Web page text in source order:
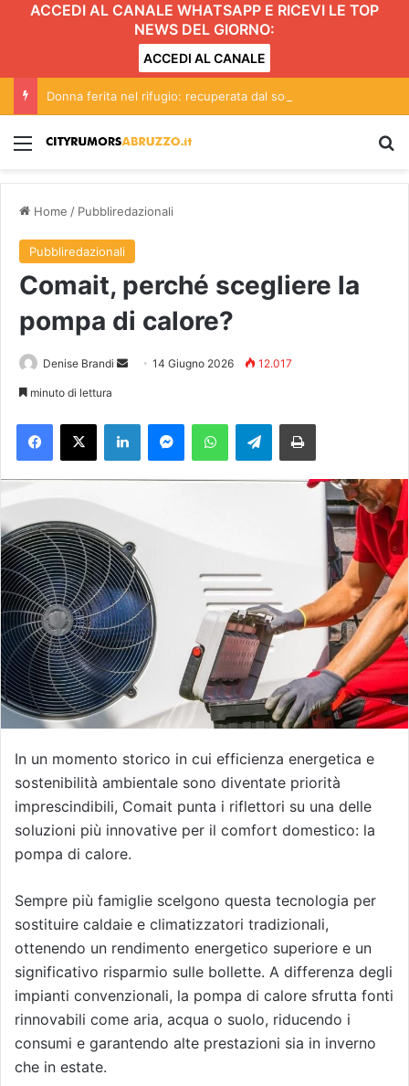
ACCEDI AL CANALE WHATSAPP E RICEVI LE TOP
NEWS DEL GIORNO:
ACCEDI AL CANALE
Donna ferita nel rifugio: recuperata dal soccorso alpino
Menu
Home / Pubbliredazionali
Pubbliredazionali
Comait, perché scegliere la
pompa di calore?
Denise Brandi
a
e
m
a
i
l
14 Giugno 2026 12.017
minuto di lettura
Telegram
In un momento storico in cui efficienza energetica e
sostenibilità ambientale sono diventate priorità
imprescindibili, Comait punta i riflettori su una delle
soluzioni più innovative per il comfort domestico: la
pompa di calore.
Sempre più famiglie scelgono questa tecnologia per
sostituire caldaie e climatizzatori tradizionali,
ottenendo un rendimento energetico superiore e un
significativo risparmio sulle bollette. A differenza degli
impianti convenzionali, la pompa di calore sfrutta fonti
rinnovabili come aria, acqua o suolo, riducendo i
consumi e garantendo alte prestazioni sia in inverno
che in estate.